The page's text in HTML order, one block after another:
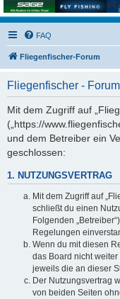
FAQ
Fliegenfischer-Forum
Fliegenfischer -
Mit dem Zugriff auf
(„https://
und dem Betreiber ein
geschlossen:
1. NUTZUNGSVERTRAG
Mit dem Zugriff auf
schließt du einen
Folgenden
Regelungen
Wenn du mit diesen
das Board nicht
jeweils die an dieser
Der Nutzungsvertrag
von beiden Seiten